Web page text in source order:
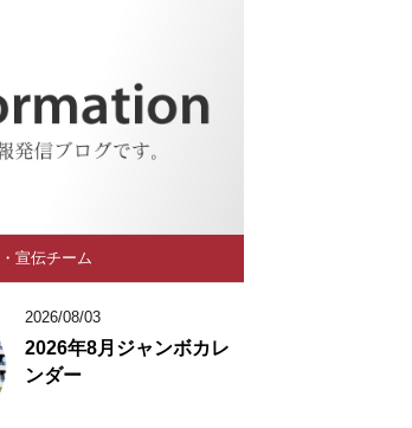
宣伝チーム
2026/08/03
2026年8月ジャンボカレ
ンダー